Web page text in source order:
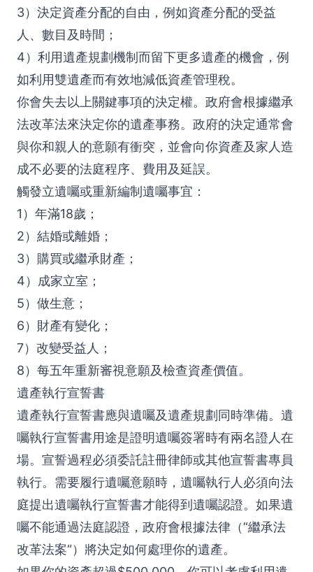
3）決定資產分配的自由，例如資產分配的受益
人、數目及時間；
4）利用遺產規劃機制而留下更多遺產的機會，例
如利用雙遺產而有效地減低資產管理稅。
你會失去以上關鍵事項的決定權。政府會根據繼承
法改革法來決定你的遺產事務。政府的決定通常會
與你和親人的意願有衝突，並會向你資產及家人造
成不必要的法庭程序、費用及延誤。
觸發立遺囑或重新編制遺囑事宜：
1）年滿18歲；
2）結婚或離婚；
3）購買或繼承財產；
4）成家立室；
5）做生意；
6）財產有變化；
7）改變受益人；
8）每五年重新審視意願及檢查資產價值。
遺產執行宣誓書
遺產執行宣誓書應與遺囑及遺產規劃同時準備。遺
囑執行宣誓書用途是證明遺囑簽署時有兩名證人在
場。宣誓過程必須委託註冊律師或其他宣誓書專員
執行。需要履行遺囑意願時，遺囑執行人必須向法
庭提出遺囑執行宣誓書才能得到遺囑認證。如果遺
囑不能通過法庭認證，政府會根據法律（“繼承法
改革法案“）將決定如何處理你的遺產。